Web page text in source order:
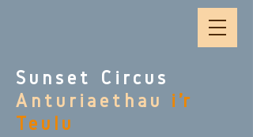
Sunset Circus
Anturiaethau
i’r
Teulu